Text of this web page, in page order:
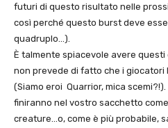
futuri di questo risultato nelle
così perché questo burst deve
quadruplo…).
È talmente spiacevole avere questi
non prevede di fatto che i
(Siamo eroi Quarrior, mica
finiranno nel vostro sacchetto
creature…o, come è più probabile,